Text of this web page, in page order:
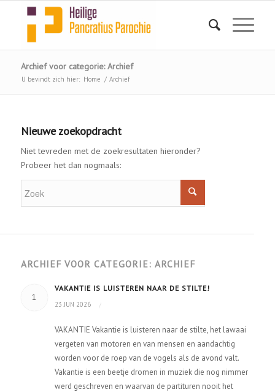
Archief voor categorie: Archief
U bevindt zich hier: Home / Archief
Nieuwe zoekopdracht
Niet tevreden met de zoekresultaten hieronder?
Probeer het dan nogmaals:
ARCHIEF VOOR CATEGORIE: ARCHIEF
1
VAKANTIE IS LUISTEREN NAAR DE STILTE!
23 JUN 2026 /
VAKANTIE Vakantie is luisteren naar de stilte, het lawaai
vergeten van motoren en van mensen en aandachtig
worden voor de roep van de vogels als de avond valt.
Vakantie is een beetje dromen in muziek die nog nimmer
werd geschreven en waarvan de partituren nooit het